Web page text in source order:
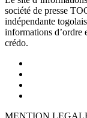
société de presse
indépendante
informations d’ordre
crédo.
MENTION